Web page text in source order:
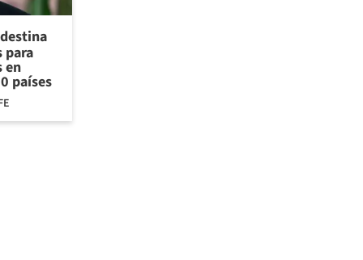
para
en
países